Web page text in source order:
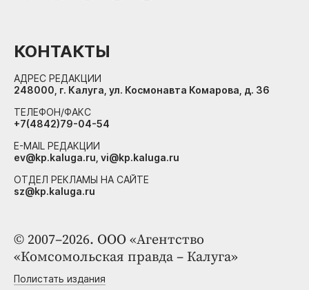
© 2007–2026. ООО «Агентство
«Комсомольская правда – Калуга»
Полистать издания
КОНТАКТЫ
АДРЕС РЕДАКЦИИ
248000, г. Калуга, ул. Космонавта Комарова, д. 36
ТЕЛЕФОН/ФАКС
+7(4842)79-04-54
E-MAIL РЕДАКЦИИ
ev@kp.kaluga.ru, vi@kp.kaluga.ru
ОТДЕЛ РЕКЛАМЫ НА САЙТЕ
sz@kp.kaluga.ru